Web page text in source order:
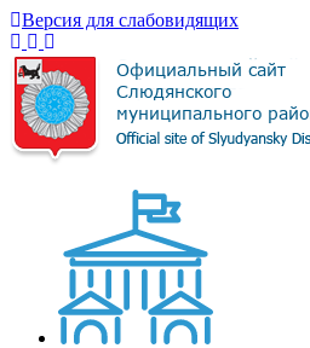
Версия для слабовидящих